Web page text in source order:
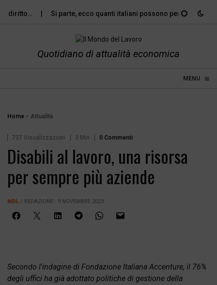
diritto… Si parte, ecco quanti italiani possono permettersi le…
Quotidiano di attualità economica
MENU ≡
☰
Home > Attualità
737 Visualizzazioni 3 Min 0 Commenti
Disabili al lavoro, una risorsa
per sempre più aziende
MDL / REDAZIONE - 9 NOVEMBRE 2023
Secondo l'indagine di Fondazione Italiana Accenture, il 76%
degli uffici ha già adottato politiche di gestione della